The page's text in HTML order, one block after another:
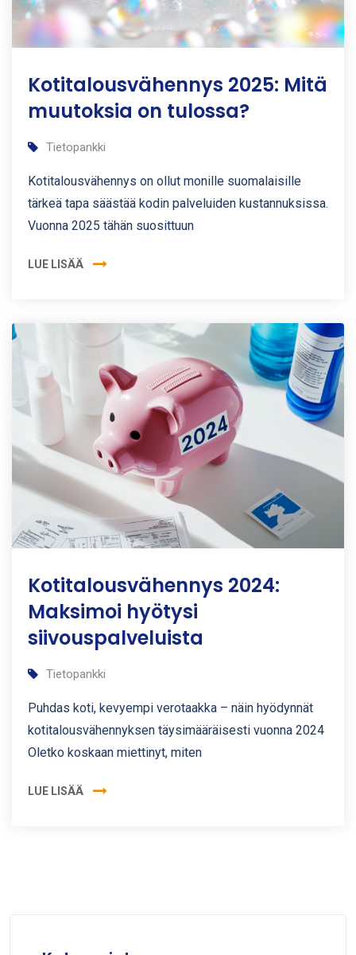
Kotitalousvähennys 2025: Mitä
muutoksia on tulossa?
Tietopankki
Kotitalousvähennys on ollut monille suomalaisille
tärkeä tapa säästää kodin palveluiden kustannuksissa.
Vuonna 2025 tähän suosittuun
LUE LISÄÄ
Kotitalousvähennys 2024:
Maksimoi hyötysi
siivouspalveluista
Tietopankki
Puhdas koti, kevyempi verotaakka – näin hyödynnät
kotitalousvähennyksen täysimääräisesti vuonna 2024
Oletko koskaan miettinyt, miten
LUE LISÄÄ